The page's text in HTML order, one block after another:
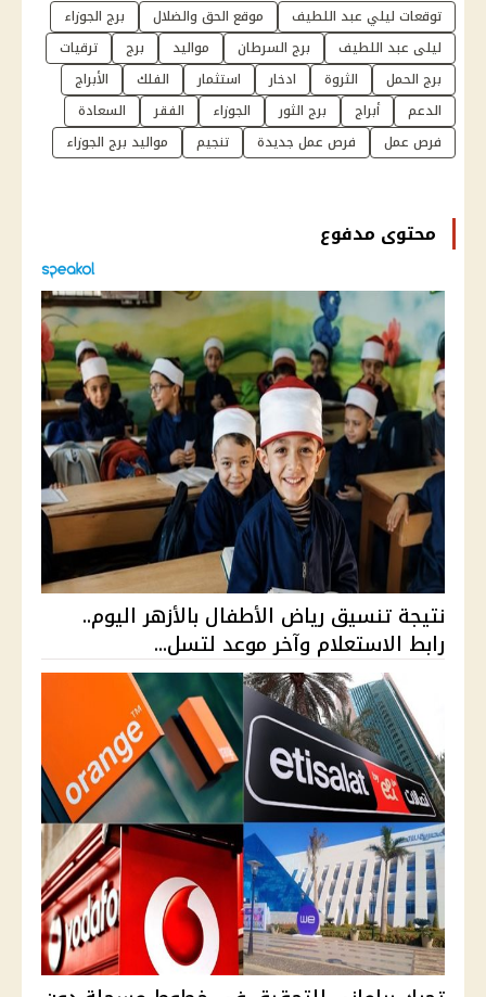
توقعات ليلي عبد اللطيف موقع الحق والضلال
برج الجوزاء
ليلى عبد اللطيف
برج السرطان مواليد برج
ترقيات
برج الحمل
الثروة ادخار استثمار الفلك
الأبراج
الدعم
أبراج برج الثور الجوزاء الفقر
السعادة
فرص عمل
فرص عمل جديدة تنجيم مواليد برج الجوزاء
محتوى مدفوع
نتيجة تنسيق رياض الأطفال بالأزهر اليوم..
رابط الاستعلام وآخر موعد لتسل...